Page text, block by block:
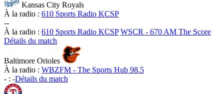
Kansas City Royals
À la radio : 610 Sports Radio KCSP
--
À la radio : 610 Sports Radio KCSP WSCR - 670 AM The Score
Détails du match
Baltimore Orioles
À la radio : WBZFM - The Sports Hub 98.5
- : -Détails du match